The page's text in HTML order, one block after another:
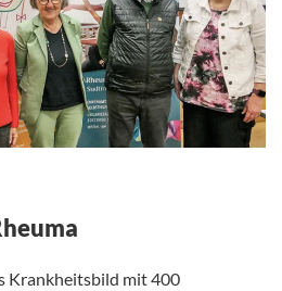
Krankheitsbild mit 400